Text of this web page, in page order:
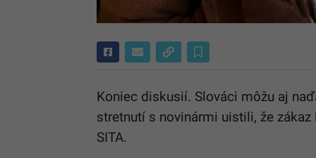
Koniec diskusií. Slováci môžu aj
stretnutí s novinármi uistili, že zákaz
SITA.